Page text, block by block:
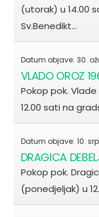
(utorak) u 14.00
Sv.Benedikt…
Datum objave: 30.
VLADO OROZ
Pokop pok.
12.00 sati na
Datum objave: 10.
DRAGICA
Pokop pok.
(ponedjeljak) u